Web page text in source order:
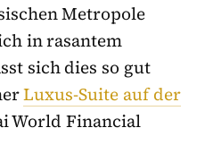
Metropole
in rasantem
sich dies so gut
Luxus-Suite auf der
World Financial